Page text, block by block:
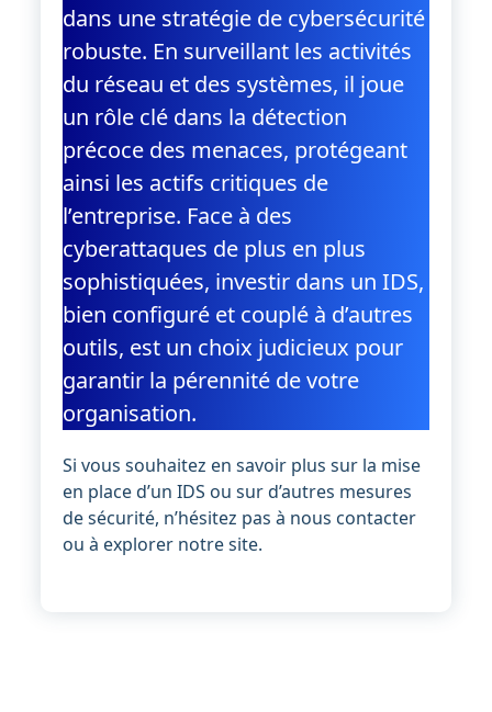
dans une stratégie de cybersécurité
robuste. En surveillant les activités
du réseau et des systèmes, il joue
un rôle clé dans la détection
précoce des menaces, protégeant
ainsi les actifs critiques de
l’entreprise. Face à des
cyberattaques de plus en plus
sophistiquées, investir dans un IDS,
bien configuré et couplé à d’autres
outils, est un choix judicieux pour
garantir la pérennité de votre
organisation.
Si vous souhaitez en savoir plus sur la mise
en place d’un IDS ou sur d’autres mesures
de sécurité, n’hésitez pas à nous contacter
ou à explorer notre site.